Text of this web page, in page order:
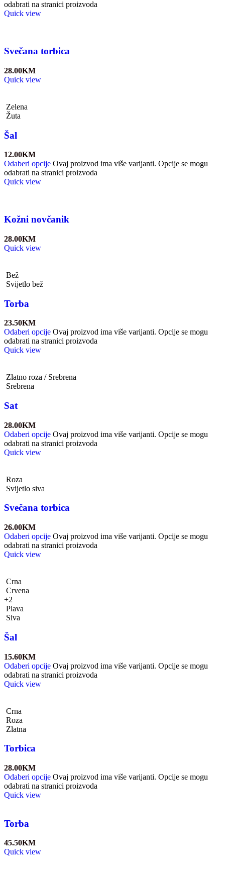
odabrati na stranici proizvoda
Quick view
Svečana torbica
28.00KM
Quick view
Zelena
Žuta
Šal
12.00KM
Odaberi opcije Ovaj proizvod ima više varijanti. Opcije se mogu
odabrati na stranici proizvoda
Quick view
Kožni novčanik
28.00KM
Quick view
Bež
Svijetlo bež
Torba
23.50KM
Odaberi opcije Ovaj proizvod ima više varijanti. Opcije se mogu
odabrati na stranici proizvoda
Quick view
Zlatno roza / Srebrena
Srebrena
Sat
28.00KM
Odaberi opcije Ovaj proizvod ima više varijanti. Opcije se mogu
odabrati na stranici proizvoda
Quick view
Roza
Svijetlo siva
Svečana torbica
26.00KM
Odaberi opcije Ovaj proizvod ima više varijanti. Opcije se mogu
odabrati na stranici proizvoda
Quick view
Crna
Crvena
+2
Plava
Siva
Šal
15.60KM
Odaberi opcije Ovaj proizvod ima više varijanti. Opcije se mogu
odabrati na stranici proizvoda
Quick view
Crna
Roza
Zlatna
Torbica
28.00KM
Odaberi opcije Ovaj proizvod ima više varijanti. Opcije se mogu
odabrati na stranici proizvoda
Quick view
Torba
45.50KM
Quick view